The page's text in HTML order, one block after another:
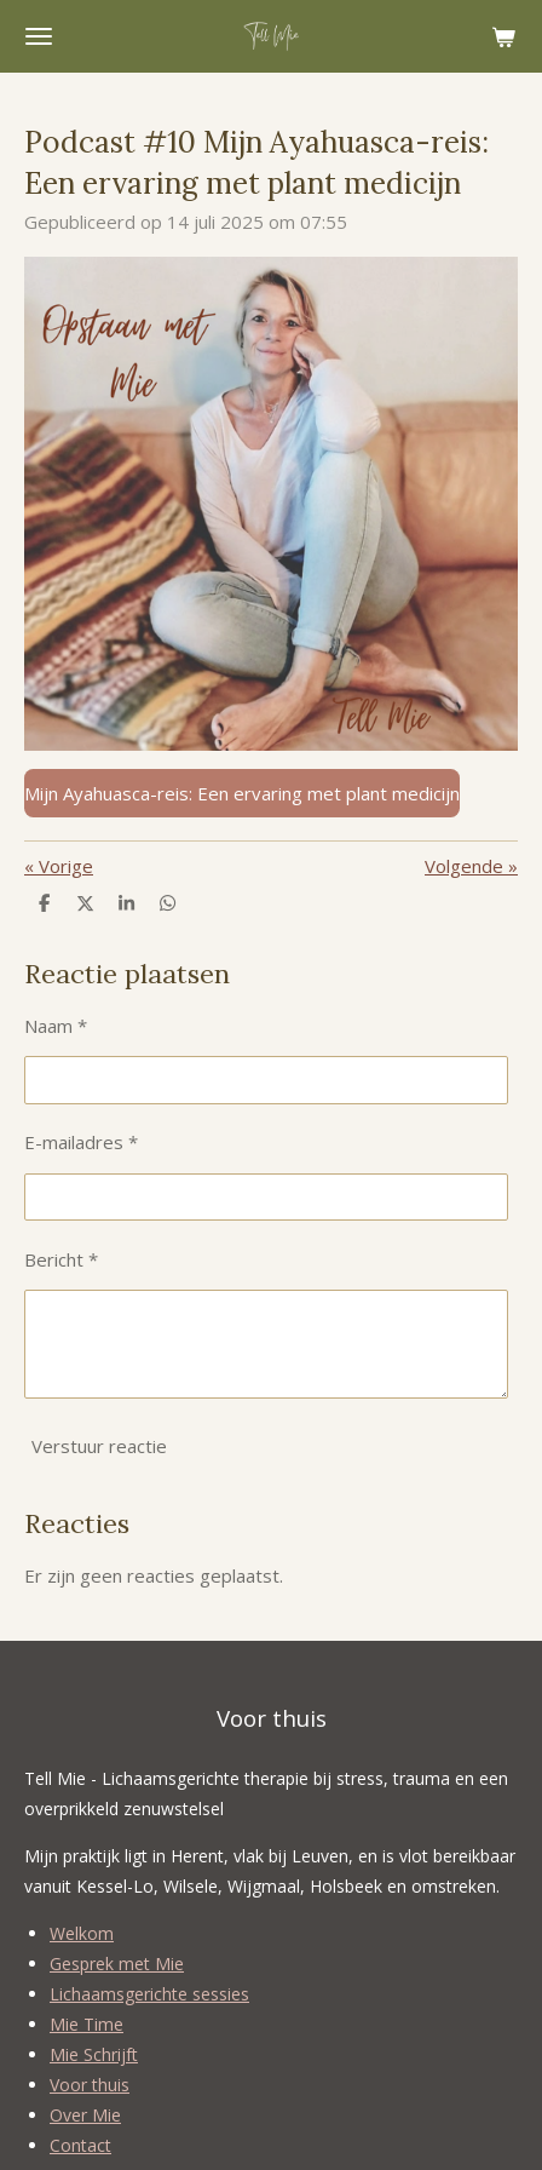
Ga
hoofdinhoud
Podcast #10 Mijn Ayahuasca-reis:
Een ervaring met plant medicijn
Gepubliceerd op 14 juli 2025 om 07:55
Mijn Ayahuasca-reis: Een ervaring met plant medicijn
« Vorige Volgende »
D
n
D
l
S
e
D
n
Reactie plaatsen
Naam *
E-mailadres *
Bericht *
Verstuur reactie
Reacties
Er zijn geen reacties geplaatst.
Voor thuis
Tell Mie - Lichaamsgerichte therapie bij stress, trauma en een
overprikkeld zenuwstelsel
Mijn praktijk ligt in Herent, vlak bij Leuven, en is vlot bereikbaar
vanuit Kessel-Lo, Wilsele, Wijgmaal, Holsbeek en omstreken.
Welkom
Gesprek met Mie
Lichaamsgerichte sessies
Mie Time
Mie Schrijft
Voor thuis
Over Mie
Contact